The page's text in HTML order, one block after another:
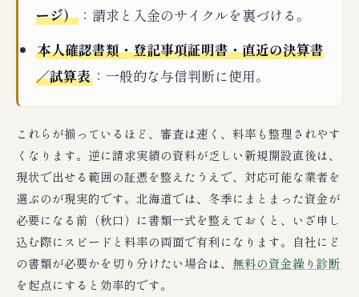
ージ） ：請求と入金のサイクルを裏づける。
本人確認書類・登記事項証明書・直近の決算書
／試算表 ：一般的な与信判断に使用。
これらが揃っているほど、審査は速く、料率も整理されやす
くなります。逆に請求実績の資料が乏しい新規開設直後は、
現状で出せる範囲の証憑を整えたうえで、対応可能な業者を
選ぶのが現実的です。北海道では、冬季にまとまった資金が
必要になる前（秋口）に書類一式を整えておくと、いざ申し
込む際にスピードと料率の両面で有利になります。自社にど
の書類が必要かを切り分けたい場合は、 無料の資金繰り診断
を起点にすると効率的です。